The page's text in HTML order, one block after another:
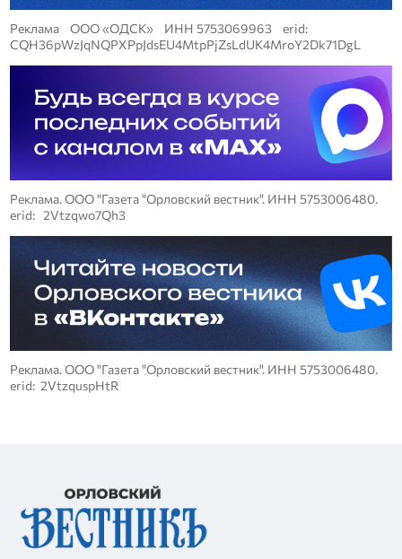
Реклама ООО «ОДСК» ИНН 5753069963 erid:
CQH36pWzJqNQPXPpJdsEU4MtpPjZsLdUK4MroY2Dk71DgL
Реклама. ООО "Газета "Орловский вестник". ИНН 5753006480.
erid: 2Vtzqwo7Qh3
Реклама. ООО "Газета "Орловский вестник". ИНН 5753006480.
erid: 2VtzquspHtR